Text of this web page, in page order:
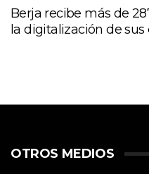
Berja recibe más de
la digitalización de
OTROS MEDIOS